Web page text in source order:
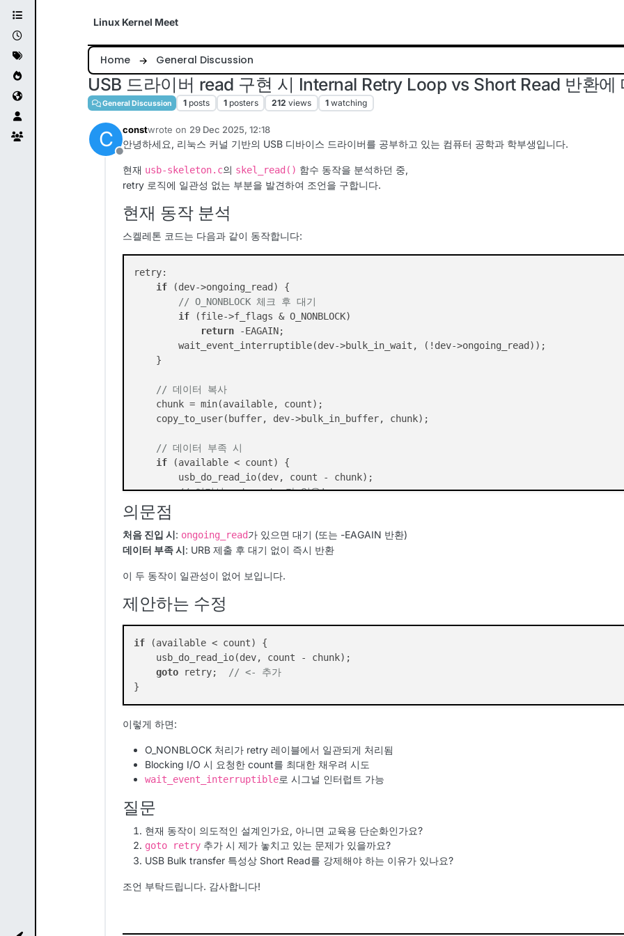
Linux Kernel Meet
Home General Discussion
USB 드라이버 read 구현 시 Internal Retry Loop vs Short Read 반환
General Discussion 1 posts 1 posters 212 views 1 watching
C
Offline
constwrote on 29 Dec 2025, 12:18
last edited by
안녕하세요, 리눅스 커널 기반의 USB 디바이스 드라이버를 공부하고 있는 컴퓨터 공학과 학부생입니다.
현재 usb-skeleton.c의 skel_read() 함수 동작을 분석하던 중,
retry 로직에 일관성 없는 부분을 발견하여 조언을 구합니다.
현재 동작 분석
스켈레톤 코드는 다음과 같이 동작합니다:
retry:
if (dev->ongoing_read) {
// O_NONBLOCK 체크 후 대기
if (file->f_flags & O_NONBLOCK)
return -EAGAIN;
        wait_event_interruptible(dev->bulk_in_wait, (!dev->ongoing_read));
    }
// 데이터 복사
    chunk = min(available, count);
    copy_to_user(buffer, dev->bulk_in_buffer, chunk);
// 데이터 부족 시
if (available < count) {
        usb_do_read_io(dev, count - chunk);
// 여기서 goto retry가 없음!
    }
return
의문점
처음 진입 시: ongoing_read가 있으면 대기 (또는 -EAGAIN 반환)
데이터 부족 시: URB 제출 후 대기 없이 즉시 반환
이 두 동작이 일관성이 없어 보입니다.
제안하는 수정
if (available < count) {
    usb_do_read_io(dev, count - chunk);
goto retry; // <- 추가
이렇게 하면:
O_NONBLOCK 처리가 retry 레이블에서 일관되게 처리됨
Blocking I/O 시 요청한 count를 최대한 채우려 시도
wait_event_interruptible로 시그널 인터럽트 가능
질문
현재 동작이 의도적인 설계인가요, 아니면 교육용 단순화인가요?
goto retry 추가 시 제가 놓치고 있는 문제가 있을까요?
USB Bulk transfer 특성상 Short Read를 강제해야 하는 이유가 있나요?
조언 부탁드립니다. 감사합니다!